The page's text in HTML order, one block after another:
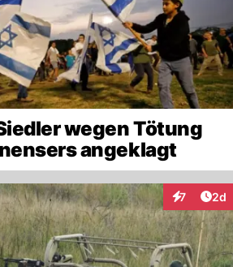
wegen Tötung
angeklagt
7 2d